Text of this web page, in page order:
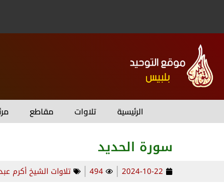
الرئيسية تلاوات مقاطع
سورة الحديد
2024-10-22
494 تلاوات الشيخ أكرم